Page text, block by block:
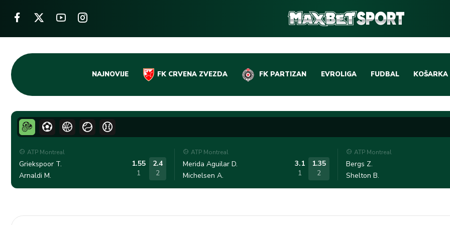
Skip
content
NAJNOVIJE FK CRVENA ZVEZDA FK PARTIZAN EVROLIGA FUDBAL
DOMAĆI FUDBAL
LIGE PETICE
KOŠARKA
EVROLIGA
ABA LIGA
ATP Montreal
Griekspoor T.
Arnaldi M.
1.55
1
2.4
2
ATP Montreal
Merida Aguilar D.
Michelsen A.
3.1
1
1.35
2
ATP Montreal
Bergs Z.
Shelton B.